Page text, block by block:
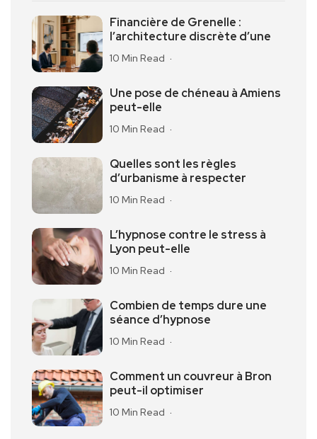
Financière de Grenelle :
l’architecture discrète d’une
10 Min Read
Une pose de chéneau à Amiens
peut-elle
10 Min Read
Quelles sont les règles
d’urbanisme à respecter
10 Min Read
L’hypnose contre le stress à
Lyon peut-elle
10 Min Read
Combien de temps dure une
séance d’hypnose
10 Min Read
Comment un couvreur à Bron
peut-il optimiser
10 Min Read